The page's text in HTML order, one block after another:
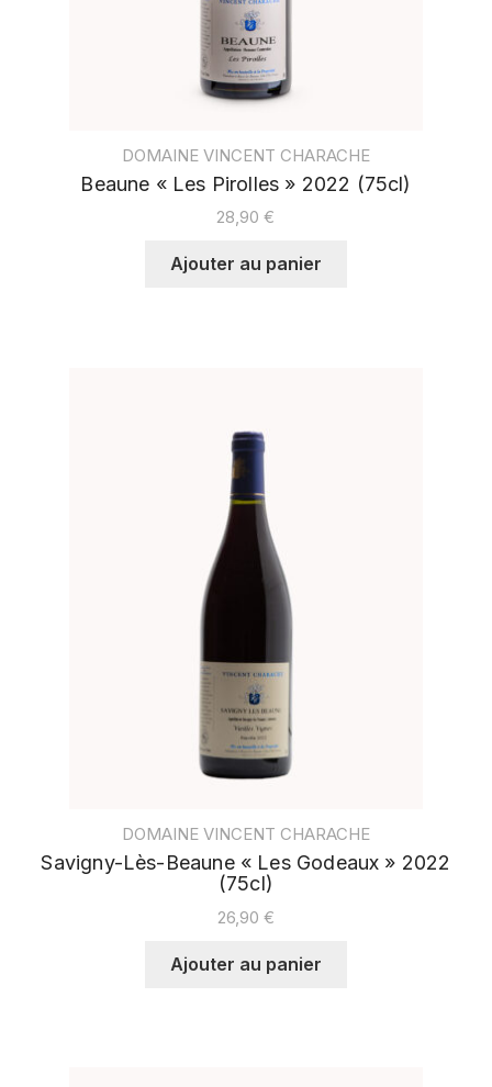
DOMAINE VINCENT CHARACHE
Beaune « Les Pirolles » 2022 (75cl)
28,90€
Ajouter au panier
DOMAINE VINCENT CHARACHE
Savigny-Lès-Beaune « Les Godeaux » 2022
(75cl)
26,90 €
Ajouter au panier